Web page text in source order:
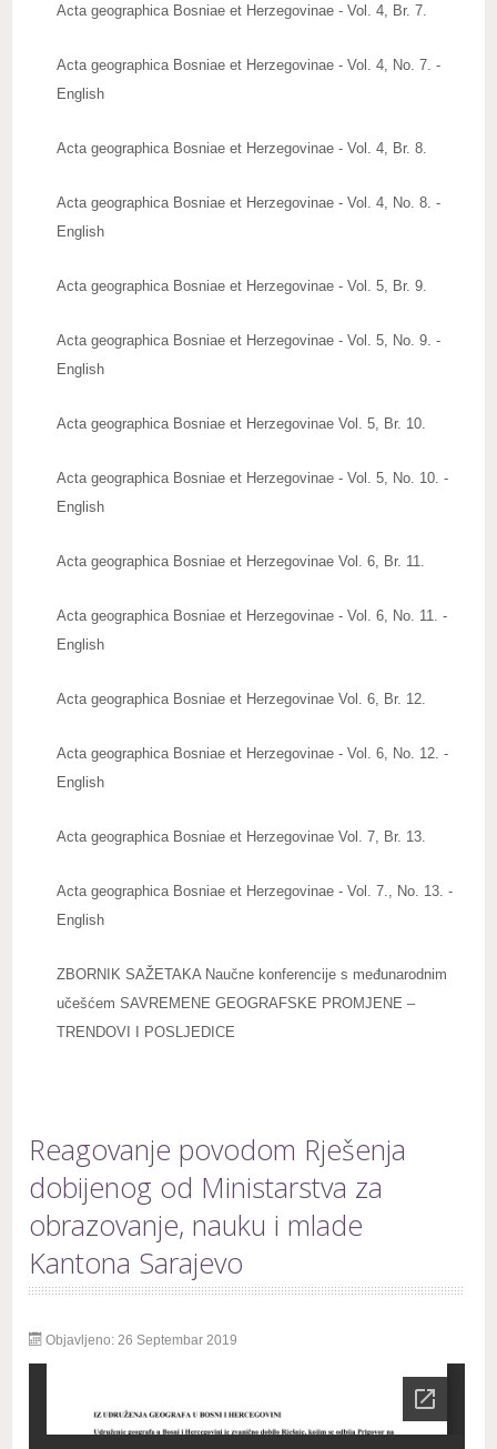
Acta geographica Bosniae et Herzegovinae - Vol. 4, Br. 7.
Acta geographica Bosniae et Herzegovinae - Vol. 4, No. 7. -
English
Acta geographica Bosniae et Herzegovinae - Vol. 4, Br. 8.
Acta geographica Bosniae et Herzegovinae - Vol. 4, No. 8. -
English
Acta geographica Bosniae et Herzegovinae - Vol. 5, Br. 9.
Acta geographica Bosniae et Herzegovinae - Vol. 5, No. 9. -
English
Acta geographica Bosniae et Herzegovinae Vol. 5, Br. 10.
Acta geographica Bosniae et Herzegovinae - Vol. 5, No. 10. -
English
Acta geographica Bosniae et Herzegovinae Vol. 6, Br. 11.
Acta geographica Bosniae et Herzegovinae - Vol. 6, No. 11. -
English
Acta geographica Bosniae et Herzegovinae Vol. 6, Br. 12.
Acta geographica Bosniae et Herzegovinae - Vol. 6, No. 12. -
English
Acta geographica Bosniae et Herzegovinae Vol. 7, Br. 13.
Acta geographica Bosniae et Herzegovinae - Vol. 7., No. 13. -
English
ZBORNIK SAŽETAKA Naučne konferencije s međunarodnim
učešćem SAVREMENE GEOGRAFSKE PROMJENE –
TRENDOVI I POSLJEDICE
Reagovanje povodom Rješenja
dobijenog od Ministarstva za
obrazovanje, nauku i mlade
Kantona Sarajevo
Objavljeno: 26 Septembar 2019